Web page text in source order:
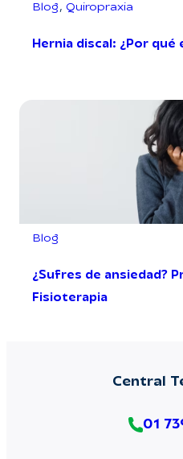
Blog, Quiropraxia
Hernia discal: ¿Por
Blog
¿Sufres de ansiedad?
Fisioterapia
Central
01